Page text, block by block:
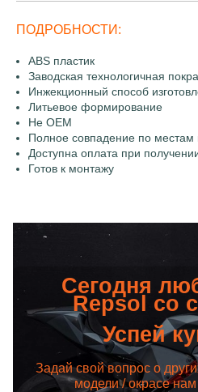
ПОДРОБНОСТИ:
ABS пластик
Заводская технологичная
Инжекционный способ
Литьевое формирование
Не OEM
Полное совпадение по местам
Доступна оплата при
Готов к монтажу
Сегодня
Repsol со
Успей
Задай свой вопрос о
модели / окрасе